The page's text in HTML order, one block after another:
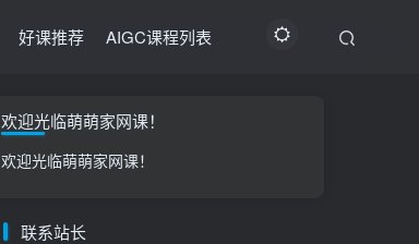
好课推荐 AIGC课程列表
欢迎光临萌萌家网课！
欢迎光临萌萌家网课！
联系站长